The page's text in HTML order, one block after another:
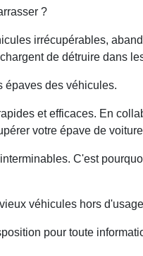
?
irrécupérables,
de détruire dans
épaves des véhicules.
et efficaces. En
votre épave de
C'est
véhicules hors
pour toute